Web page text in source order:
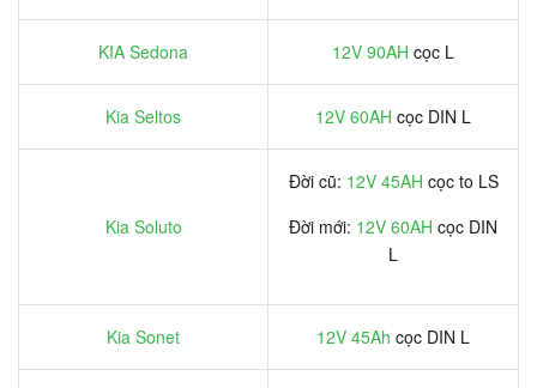
KIA Sedona 12V 90AH cọc L
Kia Seltos 12V 60AH cọc DIN L
Kia Soluto
Đời cũ: 12V 45AH cọc to LS
Đời mới: 12V 60AH cọc DIN
L
Kia Sonet 12V 45Ah cọc DIN L